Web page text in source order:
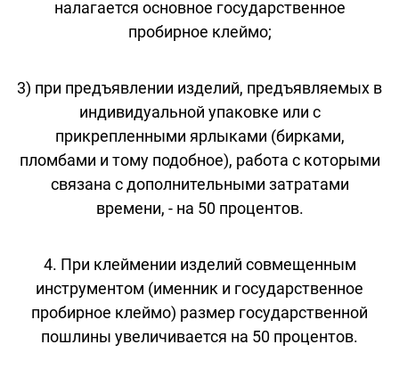
налагается основное государственное
пробирное клеймо;
3) при предъявлении изделий, предъявляемых в
индивидуальной упаковке или с
прикрепленными ярлыками (бирками,
пломбами и тому подобное), работа с которыми
связана с дополнительными затратами
времени, - на 50 процентов.
4. При клеймении изделий совмещенным
инструментом (именник и государственное
пробирное клеймо) размер государственной
пошлины увеличивается на 50 процентов.